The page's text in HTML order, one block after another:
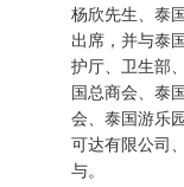
杨欣先生、泰
出席，并与泰
护厅、卫生部
国总商会、泰
会、泰国游乐
可达有限公司
与。